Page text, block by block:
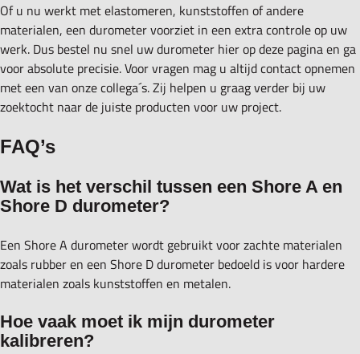
Of u nu werkt met elastomeren, kunststoffen of andere
materialen, een durometer voorziet in een extra controle op uw
werk. Dus bestel nu snel uw durometer hier op deze pagina en ga
voor absolute precisie. Voor vragen mag u altijd contact opnemen
met een van onze collega´s. Zij helpen u graag verder bij uw
zoektocht naar de juiste producten voor uw project.
FAQ’s
Wat is het verschil tussen een Shore A en
Shore D durometer?
Een Shore A durometer wordt gebruikt voor zachte materialen
zoals rubber en een Shore D durometer bedoeld is voor hardere
materialen zoals kunststoffen en metalen.
Hoe vaak moet ik mijn durometer
kalibreren?